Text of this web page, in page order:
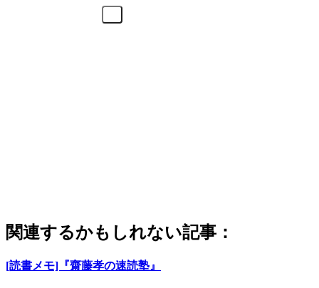
関連するかもしれない記事：
[読書メモ]『齋藤孝の速読塾』